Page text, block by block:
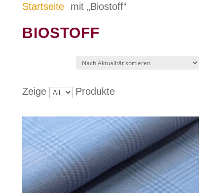
Startseite
mit „Biostoff“
BIOSTOFF
Zeige Produkte